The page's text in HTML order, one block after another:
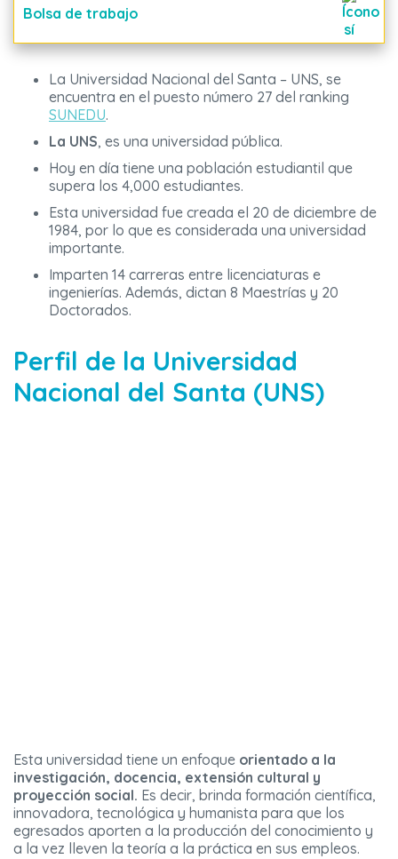
Bolsa de trabajo
La Universidad Nacional del Santa – UNS, se
encuentra en el puesto número 27 del ranking
SUNEDU.
La UNS, es una universidad pública.
Hoy en día tiene una población estudiantil que
supera los 4,000 estudiantes.
Esta universidad fue creada el 20 de diciembre de
1984, por lo que es considerada una universidad
importante.
Imparten 14 carreras entre licenciaturas e
ingenierías. Además, dictan 8 Maestrías y 20
Doctorados.
Perfil de la Universidad
Nacional del Santa (UNS)
Esta universidad tiene un enfoque orientado a la
investigación, docencia, extensión cultural y
proyección social. Es decir, brinda formación científica,
innovadora, tecnológica y humanista para que los
egresados aporten a la producción del conocimiento y
a la vez lleven la teoría a la práctica en sus empleos.